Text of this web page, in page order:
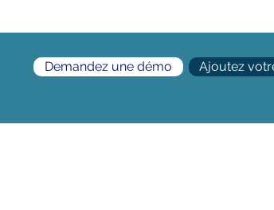
Demandez une démo Ajoutez